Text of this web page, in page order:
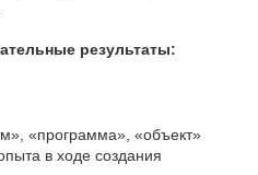
результаты:
«программа», «объект»
в ходе создания